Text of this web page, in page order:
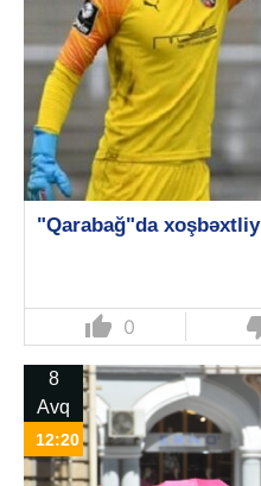
"Qarabağ"da
thumb_up 0
8
Avq
12:20